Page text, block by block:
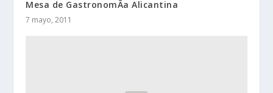
Mesa de GastronomÃ­a Alicantina
7 mayo, 2011